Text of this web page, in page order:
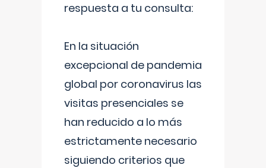
respuesta a tu consulta:
En la situación
excepcional de pandemia
global por coronavirus las
visitas presenciales se
han reducido a lo más
estrictamente necesario
siguiendo criterios que